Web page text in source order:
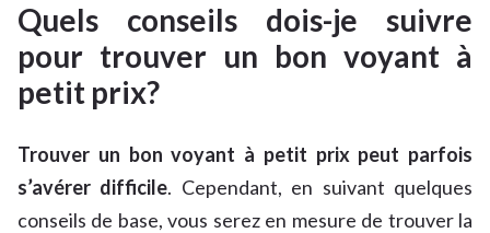
Quels conseils dois-je suivre
pour trouver un bon voyant à
petit prix?
Trouver un bon voyant à petit prix peut parfois
s’avérer difficile. Cependant, en suivant quelques
conseils de base, vous serez en mesure de trouver la